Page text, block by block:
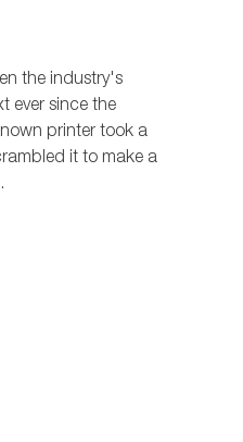
the industry's
ever since the
printer took a
it to make a